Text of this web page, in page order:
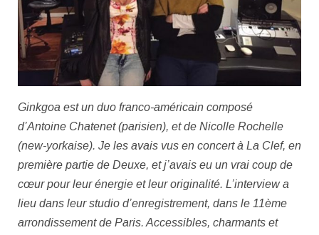
Ginkgoa est un duo franco-américain composé
d’Antoine Chatenet (parisien), et de Nicolle Rochelle
(new-yorkaise). Je les avais vus en concert à La Clef, en
première partie de Deuxe, et j’avais eu un vrai coup de
cœur pour leur énergie et leur originalité. L’interview a
lieu dans leur studio d’enregistrement, dans le 11ème
arrondissement de Paris. Accessibles, charmants et